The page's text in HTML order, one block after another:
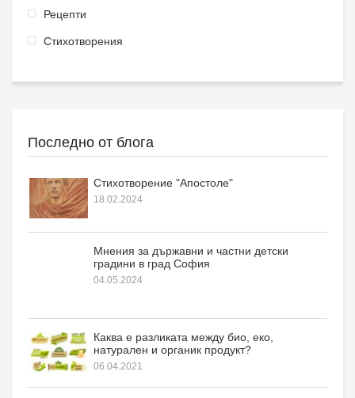
Рецепти
Стихотворения
Последно от блога
Стихотворение "Апостоле"
18.02.2024
Мнения за държавни и частни детски
градини в град София
04.05.2024
Каква е разликата между био, еко,
натурален и органик продукт?
06.04.2021